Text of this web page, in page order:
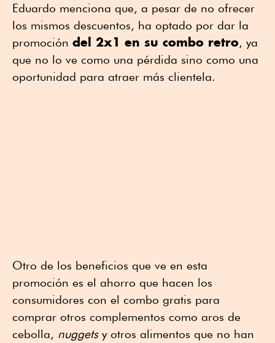
Eduardo menciona que, a pesar de no ofrecer
los mismos descuentos, ha optado por dar la
promoción del 2x1 en su combo retro, ya
que no lo ve como una pérdida sino como una
oportunidad para atraer más clientela.
Otro de los beneficios que ve en esta
promoción es el ahorro que hacen los
consumidores con el combo gratis para
comprar otros complementos como aros de
cebolla, nuggetsy otros alimentos que no han